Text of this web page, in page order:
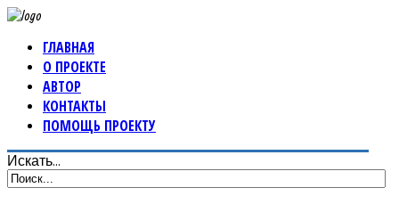
ГЛАВНАЯ
О ПРОЕКТЕ
АВТОР
КОНТАКТЫ
ПОМОЩЬ ПРОЕКТУ
Искать...